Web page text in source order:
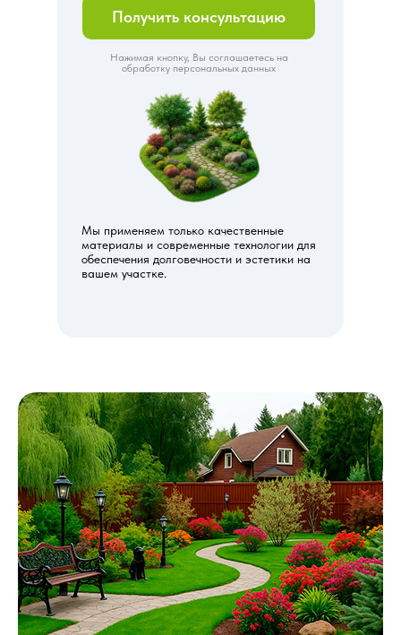
Получить консультацию
Нажимая кнопку, Вы соглашаетесь на
обработку персональных данных
Мы применяем только качественные
материалы и современные технологии для
обеспечения долговечности и эстетики на
вашем участке.